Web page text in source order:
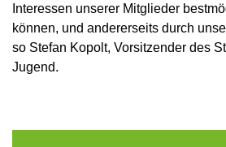
Interessen unserer Mitglieder
können, und andererseits durch
so Stefan Kopolt, Vorsitzender des
Jugend.